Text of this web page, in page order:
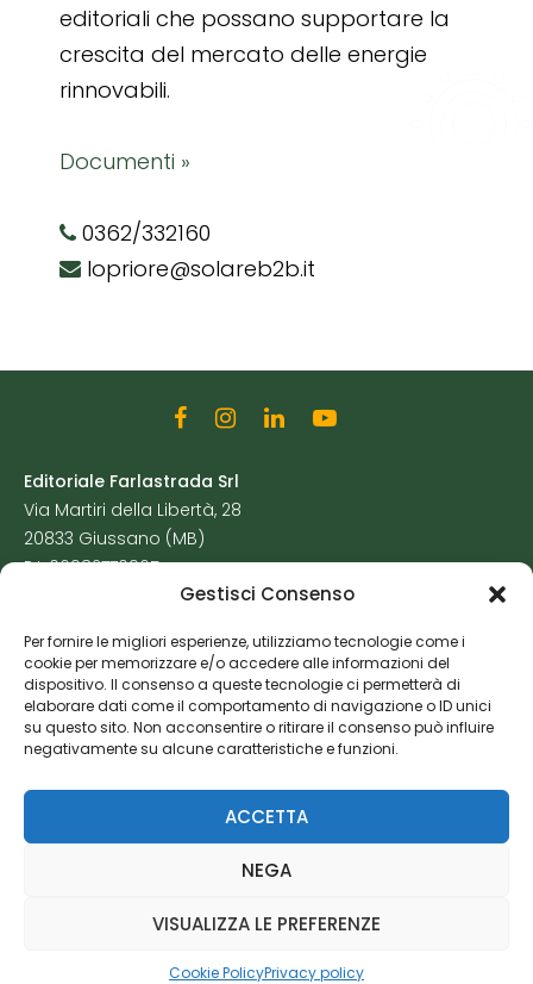
Gestisci Consenso
Per fornire le migliori esperienze, utilizziamo tecnologie come i
cookie per memorizzare e/o accedere alle informazioni del
dispositivo. Il consenso a queste tecnologie ci permetterà di
elaborare dati come il comportamento di navigazione o ID unici
su questo sito. Non acconsentire o ritirare il consenso può influire
negativamente su alcune caratteristiche e funzioni.
ACCETTA
NEGA
VISUALIZZA LE PREFERENZE
Cookie PolicyPrivacy policy
editoriali che possano supportare la
crescita del mercato delle energie
rinnovabili.
Documenti »
0362/332160
lopriore@solareb2b.it
Editoriale Farlastrada Srl
Via Martiri della Libertà, 28
20833 Giussano (MB)
P.I. 06982770965
Cookie Policy
Risorse Aggiuntive